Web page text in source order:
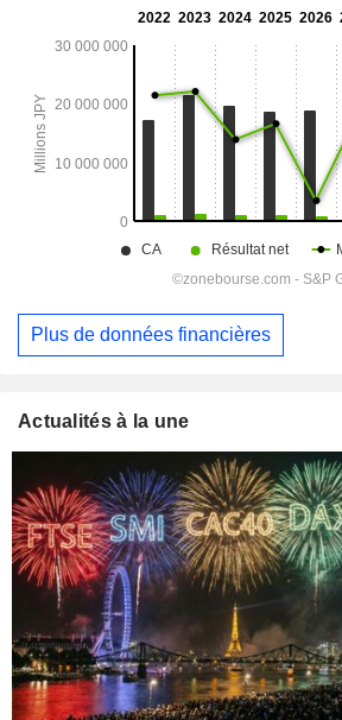
Plus de données financières
Actualités à la une